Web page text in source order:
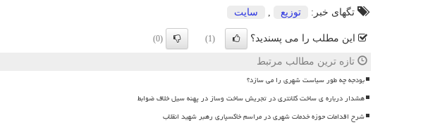
تگهای خبر: توزیع سایت
این مطلب را می پسندید؟ (1)
(0)
تازه ترین مطالب مرتبط
بودجه چه طور سیاست شهری را می سازد؟
هشدار درباره ی ساخت کلانتری در تجریش ساخت وساز در پهنه سیل خلاف ضوابط
شرح اقدامات حوزه خدمات شهری در مراسم خاکسپاری رهبر شهید انقلاب